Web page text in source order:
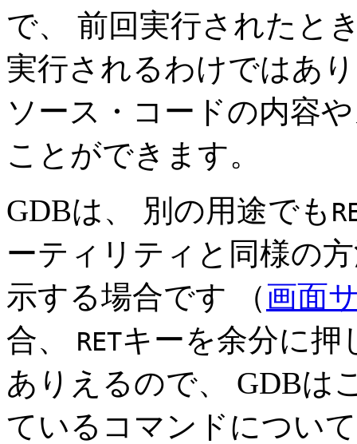
で、 前回実行されたと
実行されるわけではあ
ソース・コードの内容
ことができます。
GDBは、 別の用途でも
ーティリティと同様の
示する場合です （画面
合、
RETキーを余分に押
ありえるので、 GDBは
ているコマンドについ